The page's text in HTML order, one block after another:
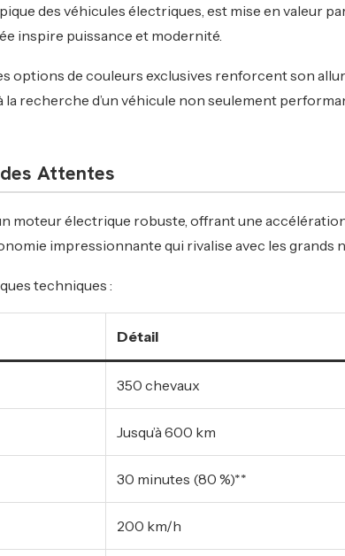
des véhicules électriques, est mise en valeur
inspire puissance et modernité.
options de couleurs exclusives renforcent son
recherche d’un véhicule non seulement
Attentes
moteur électrique robuste, offrant une
impressionnante qui rivalise avec les grands
techniques :
Détail
350 chevaux
Jusqu’à 600 km
30 minutes (80 %)**
200 km/h